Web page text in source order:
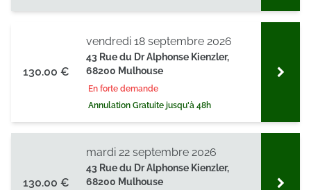
130.00 €
43 Rue du Dr Alphonse Kienzler,
68200 Mulhouse
En forte demande
Annulation Gratuite jusqu'à 48h
vendredi 18 septembre 2026
130.00 €
43 Rue du Dr Alphonse Kienzler,
68200 Mulhouse
mardi 22 septembre 2026